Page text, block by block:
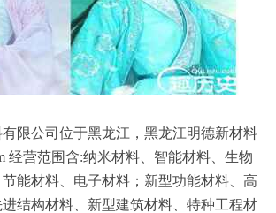
限公司位于黑龙江，黑龙江明德新材料
经营范围含:纳米材料、智能材料、生物
能材料、电子材料；新型功能材料、高
结构材料、新型建筑材料、特种工程材